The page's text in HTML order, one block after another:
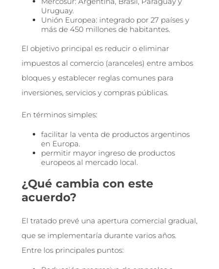
Uruguay.
Unión Europea: integrado por 27 países y
más de 450 millones de habitantes.
El objetivo principal es reducir o eliminar
impuestos al comercio (aranceles) entre ambos
bloques y establecer reglas comunes para
inversiones, servicios y compras públicas.
En términos simples:
facilitar la venta de productos argentinos
en Europa.
permitir mayor ingreso de productos
europeos al mercado local.
¿Qué cambia con este
acuerdo?
El tratado prevé una apertura comercial gradual,
que se implementaría durante varios años.
Entre los principales puntos: